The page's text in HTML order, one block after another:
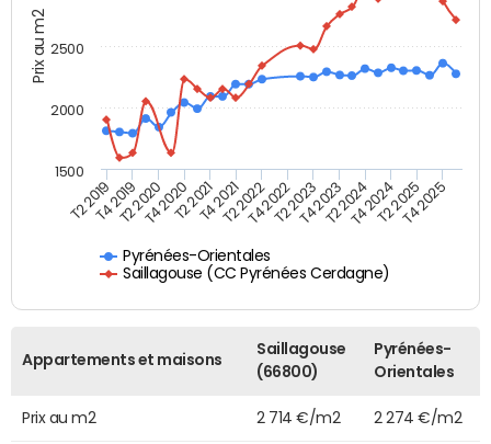
Prix au m2
Pyrénées-Orientales
Saillagouse (CC Pyrénées Cerdagne)
T2 2019T4 2019T2 2020T4 2020T2 2021T4 2021T2 2022T4 2022T2 2023T4 2023T2 2024T4 2024T2 2025T4 2025
1500
2000
2500
Appartements et maisons
Saillagouse
(66800)
Pyrénées-
Orientales
Prix au m2 2 714 €/m2 2 274 €/m2